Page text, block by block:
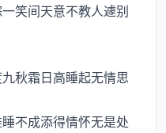
笑间天意不教人遽别
霜日高睡起无情思
不成添得情怀无是处